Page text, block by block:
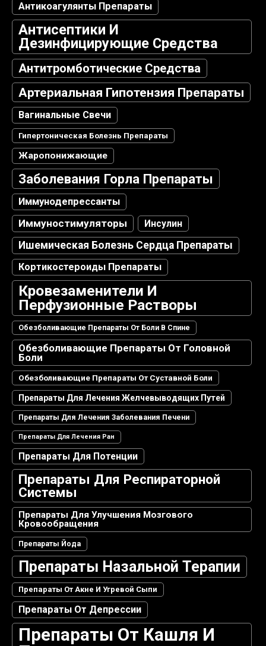
Антикоагулянты Препараты
Антисептики И
Дезинфицирующие Средства
Антитромботические Средства
Артериальная Гипотензия Препараты
Вагинальные Свечи
Гипертоническая Болезнь Препараты
Жаропонижающие
Заболевания Горла Препараты
Иммунодепрессанты
Иммуностимуляторы Инсулин
Ишемическая Болезнь Сердца Препараты
Кортикостероиды Препараты
Кровезаменители И
Перфузионные Растворы
Обезболивающие Препараты От Боли В Спине
Обезболивающие Препараты От Головной
Боли
Обезболивающие Препараты От Суставной Боли
Препараты Для Лечения Желчевыводящих Путей
Препараты Для Лечения Заболевания Печени
Препараты Для Лечения Ран
Препараты Для Потенции
Препараты Для Респираторной
Системы
Препараты Для Улучшения Мозгового
Кровообращения
Препараты Йода
Препараты Назальной Терапии
Препараты От Акне И Угревой Сыпи
Препараты От Депрессии
Препараты От Кашля И